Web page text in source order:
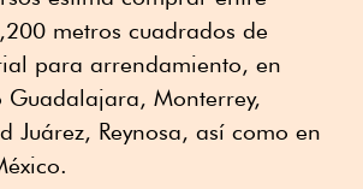
metros cuadrados de
para arrendamiento, en
Guadalajara, Monterrey,
Juárez, Reynosa, así como en